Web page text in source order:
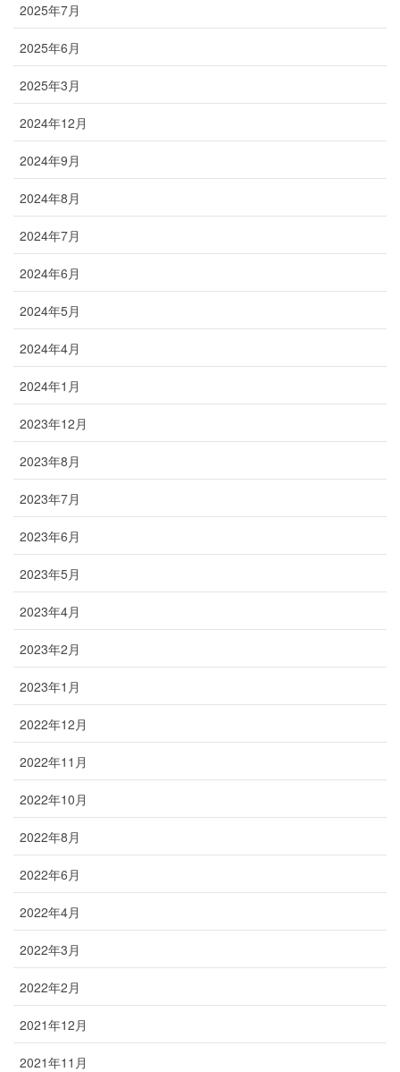
2025年7月
2025年6月
2025年3月
2024年12月
2024年9月
2024年8月
2024年7月
2024年6月
2024年5月
2024年4月
2024年1月
2023年12月
2023年8月
2023年7月
2023年6月
2023年5月
2023年4月
2023年2月
2023年1月
2022年12月
2022年11月
2022年10月
2022年8月
2022年6月
2022年4月
2022年3月
2022年2月
2021年12月
2021年11月